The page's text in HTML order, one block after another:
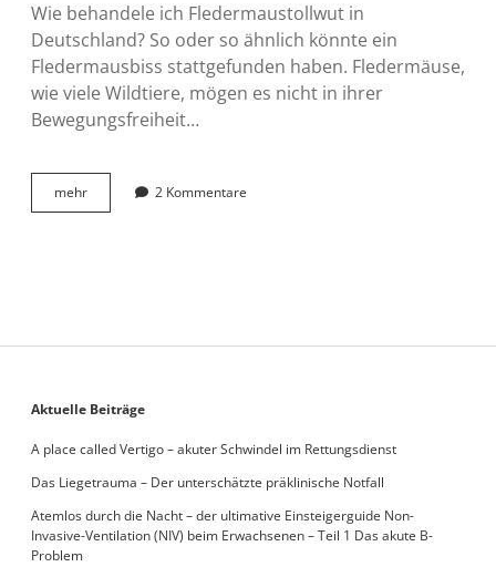
Wie behandele ich Fledermaustollwut in
Deutschland? So oder so ähnlich könnte ein
Fledermausbiss stattgefunden haben. Fledermäuse,
wie viele Wildtiere, mögen es nicht in ihrer
Bewegungsfreiheit…
mehrSelten,
aber
2 Kommentare
Sidebar
Aktuelle Beiträge
A place called Vertigo – akuter Schwindel im Rettungsdienst
Das Liegetrauma – Der unterschätzte präklinische Notfall
Atemlos durch die Nacht – der ultimative Einsteigerguide Non-
Invasive-Ventilation (NIV) beim Erwachsenen – Teil 1 Das akute B-
Problem